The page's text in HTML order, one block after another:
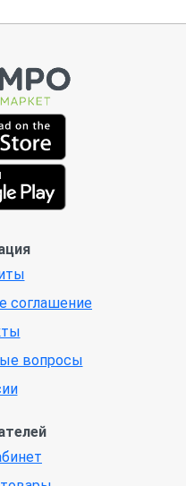
соглашение
вопросы